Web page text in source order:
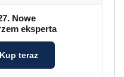
Nowe
eksperta
Kup teraz